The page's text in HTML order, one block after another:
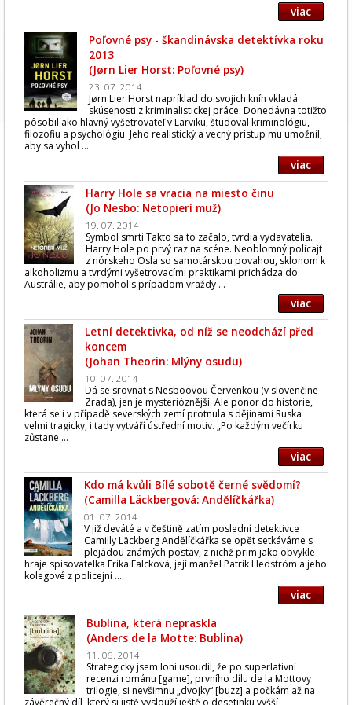
viac
Poľovné psy - škandinávska detektívka roku
2013
(Jørn Lier Horst: Poľovné psy)
23. 07. 2014
Jørn Lier Horst napríklad do svojich kníh vkladá
skúsenosti z kriminalistickej práce. Donedávna totižto
pôsobil ako hlavný vyšetrovateľ v Larviku, študoval kriminológiu,
filozofiu a psychológiu. Jeho realistický a vecný prístup mu umožnil,
aby sa vyhol ...
viac
Harry Hole sa vracia na miesto činu
(Jo Nesbo: Netopierí muž)
19. 07. 2014
Symbol smrti Takto sa to začalo, tvrdia vydavatelia.
Harry Hole po prvý raz na scéne. Neoblomný policajt
z nórskeho Osla so samotárskou povahou, sklonom k
alkoholizmu a tvrdými vyšetrovacími praktikami prichádza do
Austrálie, aby pomohol s prípadom vraždy ...
viac
Letní detektivka, od níž se neodchází před
koncem
(Johan Theorin: Mlýny osudu)
10. 07. 2014
Dá se srovnat s Nesboovou Červenkou (v slovenčine
Zrada), jen je mysterióznější. Ale ponor do historie,
která se i v případě severských zemí protnula s dějinami Ruska
velmi tragicky, i tady vytváří ústřední motiv. „Po každým večírku
zůstane ...
viac
Kdo má kvůli Bílé sobotě černé svědomí?
(Camilla Läckbergová: Andělíčkářka)
01. 07. 2014
V již deváté a v češtině zatím poslední detektivce
Camilly Läckberg Andělíčkářka se opět setkáváme s
plejádou známých postav, z nichž prim jako obvykle
hraje spisovatelka Erika Falcková, její manžel Patrik Hedström a jeho
kolegové z policejní ...
viac
Bublina, která nepraskla
(Anders de la Motte: Bublina)
11. 06. 2014
Strategicky jsem loni usoudil, že po superlativní
recenzi románu [game], prvního dílu de la Mottovy
trilogie, si nevšimnu „dvojky“ [buzz] a počkám až na
závěrečný díl, který si jistě vyslouží ještě o desetinku vyšší